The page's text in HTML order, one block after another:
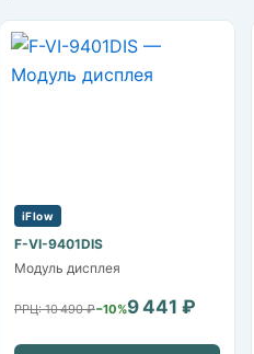
iFlow
F-VI-9401DIS
Модуль дисплея
РРЦ: 10 490 ₽−10%9 441 ₽